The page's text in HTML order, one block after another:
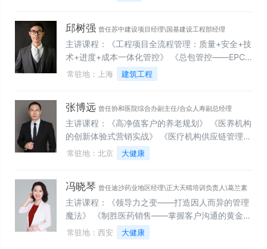
队打造与业绩转化闭环》 《爆款主题产说会策划打
造：高到场・高留客・高转化实战》
邱树强 曾任苏中建设项目经理\国基建设工程部经理
主讲课程：《工程项目全流程管理：质量+安全+技
术+进度+成本一体化管控》 《总包管控——EPC
工程总承包项目管理实务》 《降本增效——工程项
目施工现场精细化管理》 《高效协同——工程项目
下项目策划与风险管控》 《安全筑基——工程项目
现场安全管理策划与过程管控》 《能力跃升——工
程项目管理者综合管理能力系统提升》 《技巧致胜
——一建/二建公路工程案例专题突破与考证辅导》
常驻地：上海 建筑工程
张博远 曾任协和医院综合办副主任/合众人寿副总经理
主讲课程：《高净值客户的养老规划》 《医养机构
的创新体验式营销实战》 《医疗机构供应链管理
——降本增效与风险控制实战》 《医养机构的集团
化管理——从管控到赋能的价值创造体系》 《养老
系》 《医养机构的新建与投资评估——从战略定位
到精准交付全周期决策》 《医养机构降本增效实战
策略——提升盈利能力的运营管理与成本控制之
道》 《养老机构服务质量管控体系构建——从标准
到执行的核心竞争力锻造》
常驻地：北京 大健康
冯晓琴 曾任迪沙药业地区经理\正大天晴培训负责人\葛兰素
史克产品经理
主讲课程：《领导力之变——打造因人而异的管理
魔法》 《制胜医药销售——掌握客户沟通的黄金法
则》 《客户倍增策略——让药品销售上量如虎添
常驻地：西安 大健康